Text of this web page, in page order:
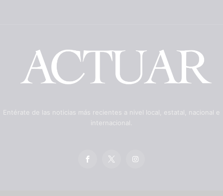
Entérate de las noticias más recientes a nivel local, estatal, nacional e
internacional.